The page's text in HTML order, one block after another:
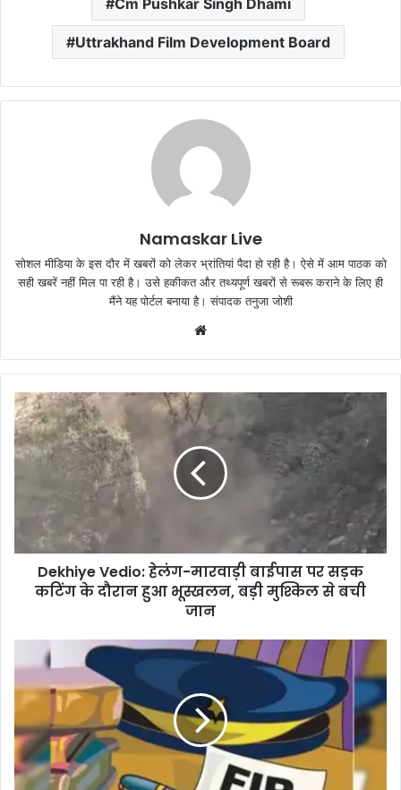
Uttrakhand Film Development Board
Namaskar Live
सोशल मीडिया के इस दौर में खबरों को लेकर भ्रांतियां पैदा हो रही है। ऐसे में आम पाठक को
सही खबरें नहीं मिल पा रही है। उसे हकीकत और तथ्यपूर्ण खबरों से रूबरू कराने के लिए ही
मैंने यह पोर्टल बनाया है। संपादक तनुजा जोशी
b
s
e
Dekhiye Vedio: हेलंग-मारवाड़ी बाईपास पर सड़क
कटिंग के दौरान हुआ भूस्खलन, बड़ी मुश्किल से बची
जान